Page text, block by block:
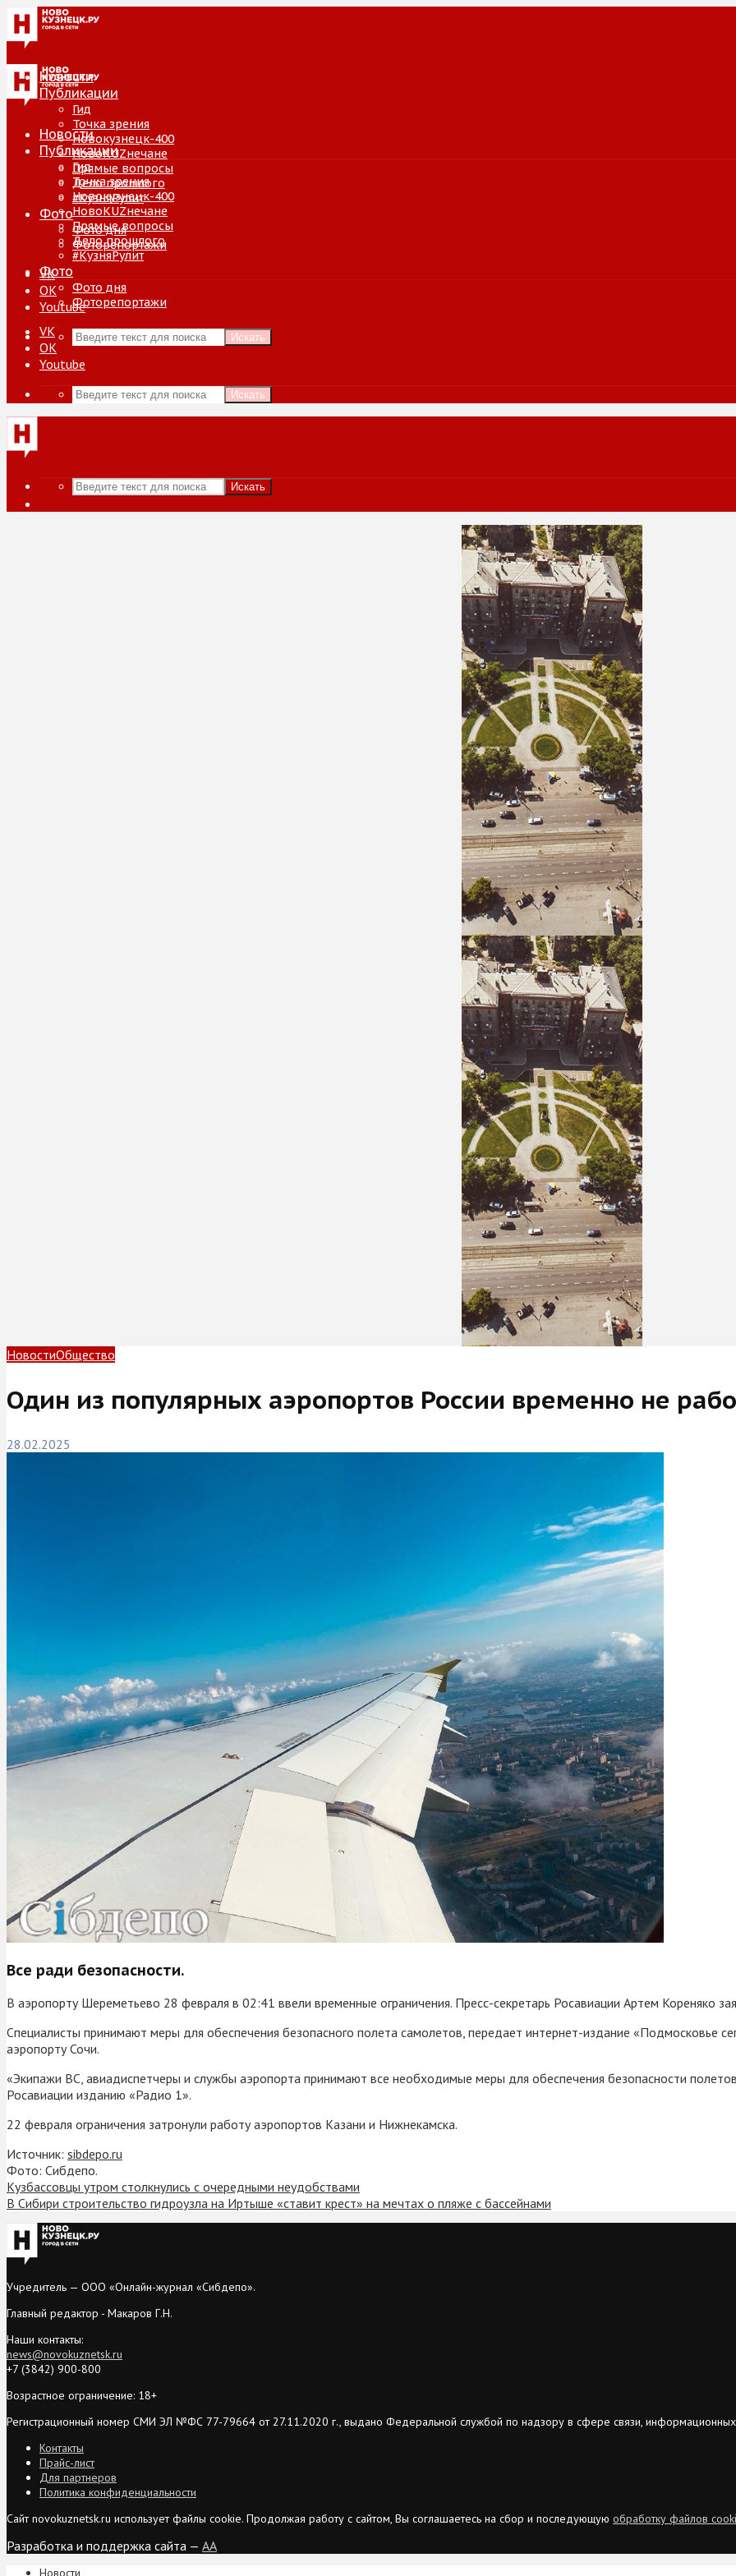
Новости
Публикации
Гид
Точка зрения
Новокузнецк-400
НовоKUZнечане
Прямые вопросы
Дело прошлого
#КузняРулит
Фото
Фото дня
Фоторепортажи
VK
ОК
Youtube
Искать
Новости
Публикации
Гид
Точка зрения
Новокузнецк-400
НовоKUZнечане
Прямые вопросы
Дело прошлого
#КузняРулит
Фото
Фото дня
Фоторепортажи
VK
ОК
Youtube
Искать
Искать
НовостиОбщество
Один из популярных аэропортов России временно не
28.02.2025
Все ради безопасности.
В аэропорту Шереметьево 28 февраля в 02:41 ввели временные ограничения. Пресс-секретарь Росавиации Артем Кореняко
Специалисты принимают меры для обеспечения безопасного полета самолетов, передает интернет-издание «Подмосковье
аэропорту Сочи.
«Экипажи ВС, авиадиспетчеры и службы аэропорта принимают все необходимые меры для обеспечения безопасности
Росавиации изданию «Радио 1».
22 февраля ограничения затронули работу аэропортов Казани и Нижнекамска.
Источник: sibdepo.ru
Фото: Сибдепо.
Кузбассовцы утром столкнулись с очередными неудобствами
В Сибири строительство гидроузла на Иртыше «ставит крест» на мечтах о пляже с бассейнами
Учредитель — ООО «Онлайн-журнал «Сибдепо».
Главный редактор - Макаров Г.Н.
Наши контакты:
news@novokuznetsk.ru
+7 (3842) 900-800
Возрастное ограничение: 18+
Регистрационный номер СМИ ЭЛ №ФС 77-79664 от 27.11.2020 г., выдано Федеральной службой по надзору в сфере связи, информационных
Контакты
Прайс-лист
Для партнеров
Политика конфиденциальности
Сайт novokuznetsk.ru использует файлы cookie. Продолжая работу с сайтом, Вы соглашаетесь на сбор и последующую обработку файлов
Разработка и поддержка сайта — AA
Новости